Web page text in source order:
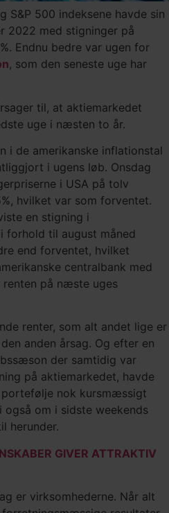
S&P 500 indeksene havde sin
2022 med stigninger på
Endnu bedre var ugen for
, som den seneste uge har
til, at aktiemarkedet
uge i næsten to år.
i de amerikanske inflationstal
i ugens løb. Onsdag
i USA på tolv
hvilket var som forventet.
en stigning i
forhold til august måned
end forventet, hvilket
centralbank med
på næste uges
renter, som alt andet lige er
anden årsag. Og efter en
der samtidig var
på aktiemarkedet, havde
nok kursmæssigt
om i sidste weekends
herunder.
GIVER ATTRAKTIV
er virksomhederne. Når alt